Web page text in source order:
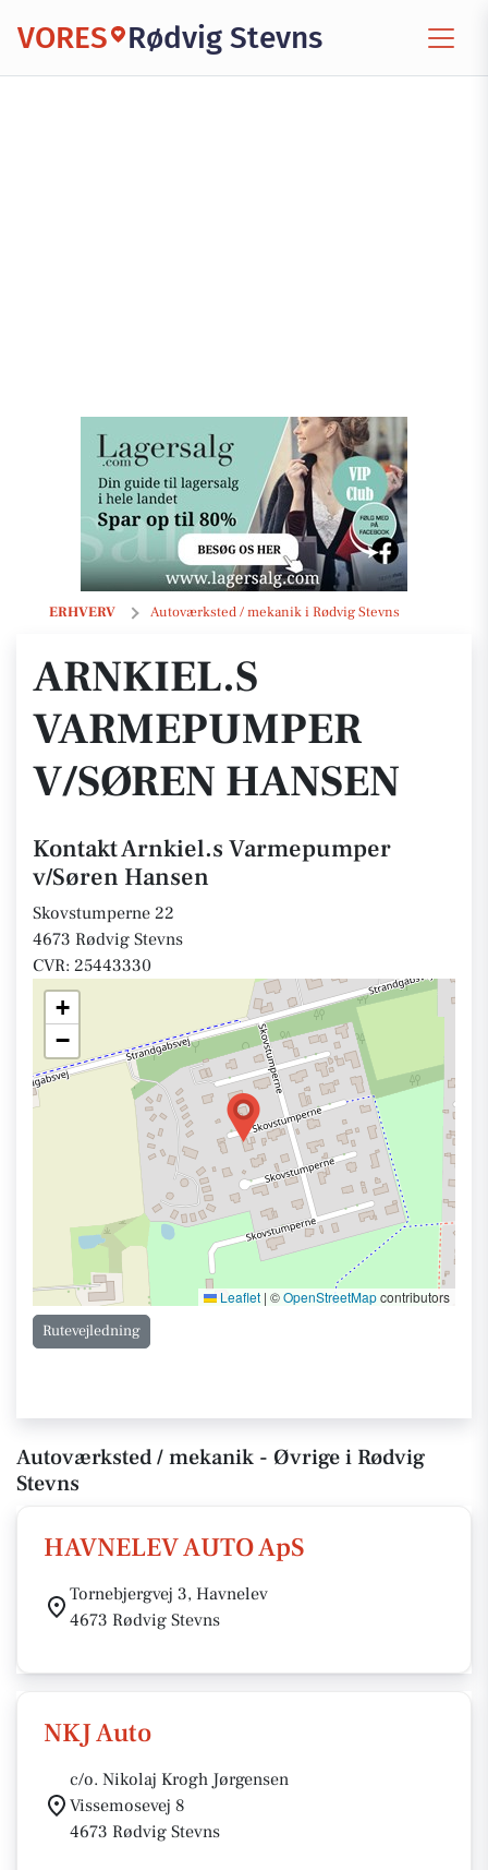
VORES Rødvig Stevns
ERHVERV Autoværksted / mekanik i Rødvig Stevns
Arnkiel.s Varmepumper v/Søren Hansen
ARNKIEL.S
VARMEPUMPER
V/SØREN HANSEN
Kontakt Arnkiel.s Varmepumper
v/Søren Hansen
Skovstumperne 22
4673 Rødvig Stevns
CVR: 25443330
+
−
Leaflet | ©OpenStreetMapcontributors
Rutevejledning
Autoværksted / mekanik - Øvrige i Rødvig
Stevns
HAVNELEV AUTO ApS
Tornebjergvej 3, Havnelev
4673 Rødvig Stevns
NKJ Auto
c/o. Nikolaj Krogh Jørgensen
Vissemosevej 8
4673 Rødvig Stevns